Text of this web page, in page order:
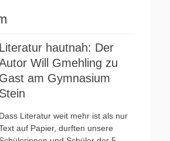
Literatur hautnah: Der
Will Gmehling zu
Gast am Gymnasium
Stein
Dass Literatur weit mehr ist als nur
auf Papier, durften unsere